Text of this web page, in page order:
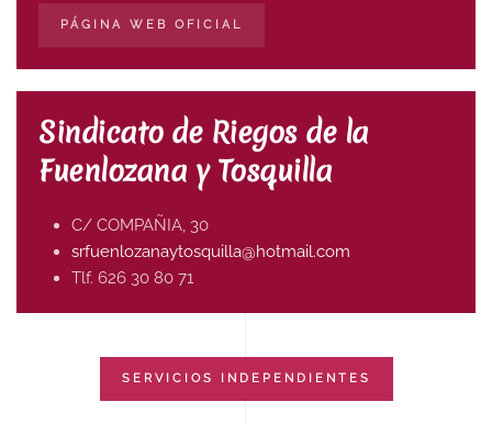
PÁGINA WEB OFICIAL
Sindicato de Riegos de la
Fuenlozana y Tosquilla
C/ COMPAÑIA, 30
srfuenlozanaytosquilla@hotmail.com
Tlf. 626 30 80 71
SERVICIOS INDEPENDIENTES